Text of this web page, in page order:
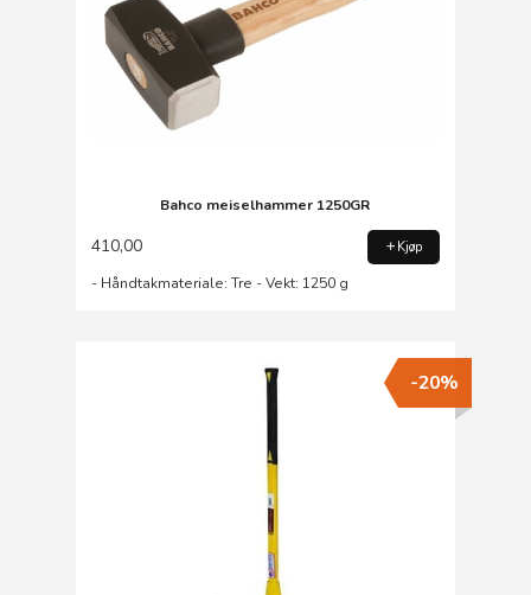
Bahco meiselhammer 1250GR
410,00 Kjøp
- Håndtakmateriale: Tre - Vekt: 1250 g
-20%